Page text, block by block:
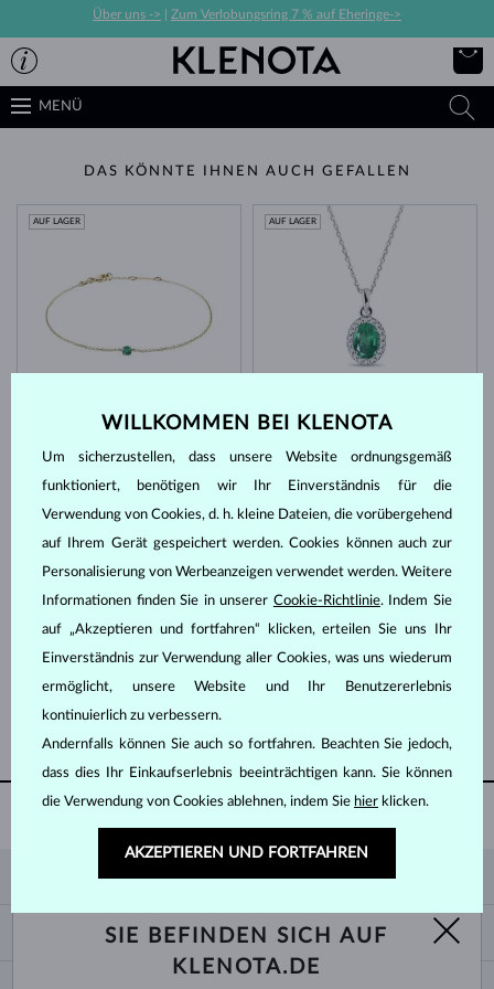
Über uns -> Zum Verlobungsring 7 % auf Eheringe->
MENÜ
DAS KÖNNTE IHNEN AUCH GEFALLEN
AUF LAGER
692 €
SMARAGD & DIAMANTEN
AUF LAGER
SMARAGD
AUF LAGER
605 €
SMARAGD
AUF LAGER
MIT LIEBE IN PRAG
HERGESTELLT
SHOWROOM
ZAHLUNG UND VERSAND
WILLKOMMEN BEI KLENOTA
Um sicherzustellen, dass unsere Website ordnungsgemäß
funktioniert, benötigen wir Ihr Einverständnis für die
Verwendung von Cookies, d. h. kleine Dateien, die vorübergehend
auf Ihrem Gerät gespeichert werden. Cookies können auch zur
Personalisierung von Werbeanzeigen verwendet werden. Weitere
Informationen finden Sie in unserer Cookie-Richtlinie. Indem Sie
auf „Akzeptieren und fortfahren“ klicken, erteilen Sie uns Ihr
Einverständnis zur Verwendung aller Cookies, was uns wiederum
ermöglicht, unsere Website und Ihr Benutzererlebnis
kontinuierlich zu verbessern.
Andernfalls können Sie auch so fortfahren. Beachten Sie jedoch,
dass dies Ihr Einkaufserlebnis beeinträchtigen kann. Sie können
die Verwendung von Cookies ablehnen, indem Sie hier klicken.
AKZEPTIEREN UND FORTFAHREN
SIE BEFINDEN SICH AUF
KLENOTA.DE